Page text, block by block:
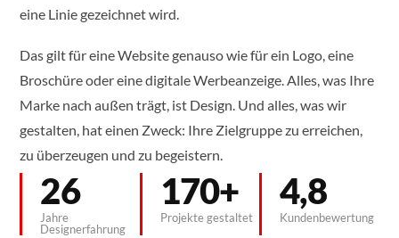
eine Linie gezeichnet wird.
Das gilt für eine Website genauso wie für ein Logo, eine
Broschüre oder eine digitale Werbeanzeige. Alles, was Ihre
Marke nach außen trägt, ist Design. Und alles, was wir
gestalten, hat einen Zweck: Ihre Zielgruppe zu erreichen,
zu überzeugen und zu begeistern.
26
Jahre
Designerfahrung
170+
Projekte gestaltet
4,8
Kundenbewertung